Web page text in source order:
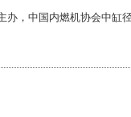
，中国内燃机协会中缸